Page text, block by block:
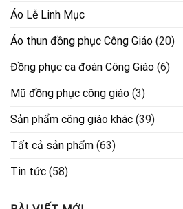
Áo Lễ Linh Mục
Áo thun đồng phục Công Giáo (20)
Đồng phục ca đoàn Công Giáo (6)
Mũ đồng phục công giáo (3)
Sản phẩm công giáo khác (39)
Tất cả sản phẩm (63)
Tin tức (58)